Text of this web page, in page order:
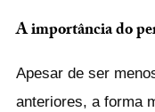
A importância do
Apesar de ser
anteriores, a forma